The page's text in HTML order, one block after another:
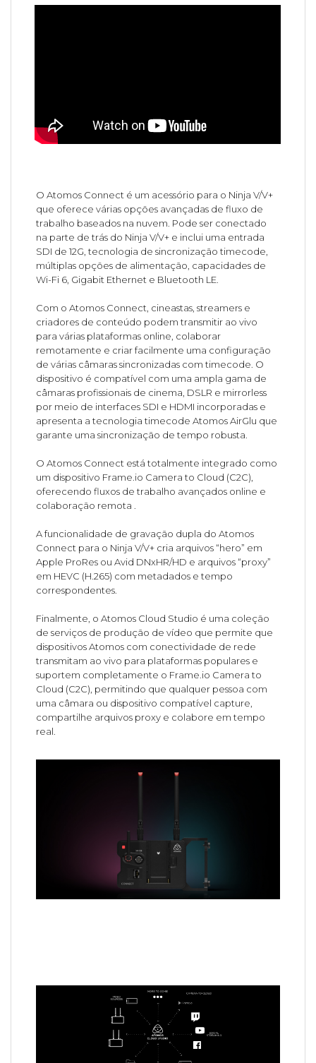
O Atomos Connect é um acessório para o Ninja V/V+
que oferece várias opções avançadas de fluxo de
trabalho baseados na nuvem. Pode ser conectado
na parte de trás do Ninja V/V+ e inclui uma entrada
SDI de 12G, tecnologia de sincronização timecode,
múltiplas opções de alimentação, capacidades de
Wi-Fi 6, Gigabit Ethernet e Bluetooth LE.
Com o Atomos Connect, cineastas, streamers e
criadores de conteúdo podem transmitir ao vivo
para várias plataformas online, colaborar
remotamente e criar facilmente uma configuração
de várias câmaras sincronizadas com timecode. O
dispositivo é compatível com uma ampla gama de
câmaras profissionais de cinema, DSLR e mirrorless
por meio de interfaces SDI e HDMI incorporadas e
apresenta a tecnologia timecode Atomos AirGlu que
garante uma sincronização de tempo robusta.
O Atomos Connect está totalmente integrado como
um dispositivo Frame.io Camera to Cloud (C2C),
oferecendo fluxos de trabalho avançados online e
colaboração remota .
A funcionalidade de gravação dupla do Atomos
Connect para o Ninja V/V+ cria arquivos “hero” em
Apple ProRes ou Avid DNxHR/HD e arquivos “proxy”
em HEVC (H.265) com metadados e tempo
correspondentes.
Finalmente, o Atomos Cloud Studio é uma coleção
de serviços de produção de vídeo que permite que
dispositivos Atomos com conectividade de rede
transmitam ao vivo para plataformas populares e
suportem completamente o Frame.io Camera to
Cloud (C2C), permitindo que qualquer pessoa com
uma câmara ou dispositivo compatível capture,
compartilhe arquivos proxy e colabore em tempo
real.